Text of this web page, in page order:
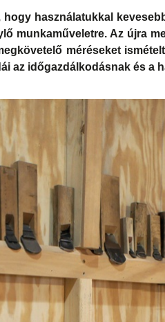
használatukkal
munkaműveletre. Az újra
méréseket
az időgazdálkodásnak és a